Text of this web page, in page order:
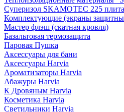
Суперизол SKAMOTEC 225 плита
Комплектующие (экраны
Мастер флэш (скатная кровля)
Базальтовая термозащита
Паровая Пушка
Аксессуары для бани
Аксессуары Harvia
Ароматизаторы Harvia
Абажуры Harvia
К Дровяным Harvia
Косметика Harvia
Светильники Harvia